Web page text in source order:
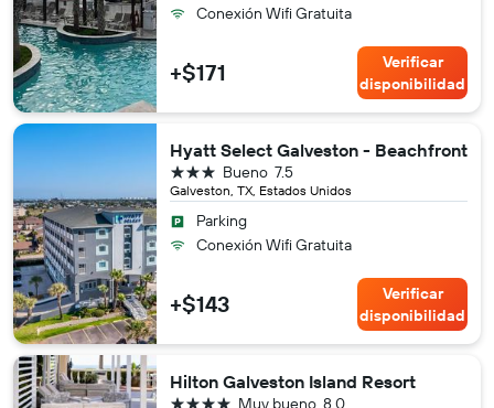
Conexión Wifi Gratuita
+$171
Verificar
disponibilidad
Hyatt Select Galveston - Beachfront
Galveston, TX, Estados Unidos
7.5
Bueno
3 estrellas
Parking
Conexión Wifi Gratuita
+$143
Verificar
disponibilidad
Hilton Galveston Island Resort
8.0
Muy bueno
4 estrellas